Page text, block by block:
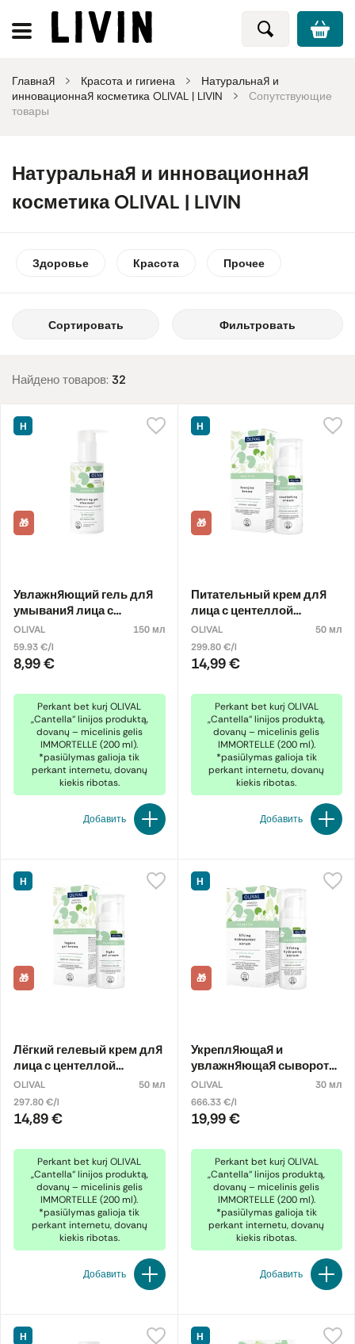
Главная Красота и гигиена
Натуральная и
инновационная косметика OLIVAL | LIVIN
Сопутствующие
товары
Натуральная и инновационная
косметика OLIVAL | LIVIN
Здоровье Красота Прочее
Сортировать Фильтровать
Найдено товаров: 32
Н
🎁
Увлажняющий гель для
умывания лица с
центеллой азиатской
OLIVAL
150 мл
59.93 €/l
8,99 €
Perkant bet kurį OLIVAL
„Cantella“ linijos produktą,
dovanų – micelinis gelis
IMMORTELLE (200 ml).
*pasiūlymas galioja tik
perkant internetu, dovanų
kiekis ribotas.
Добавить
Н
🎁
Питательный крем для
лица с центеллой
азиатской
OLIVAL
50 мл
299.80 €/l
14,99 €
Perkant bet kurį OLIVAL
„Cantella“ linijos produktą,
dovanų – micelinis gelis
IMMORTELLE (200 ml).
*pasiūlymas galioja tik
perkant internetu, dovanų
kiekis ribotas.
Добавить
Н
🎁
Лёгкий гелевый крем для
лица с центеллой
азиатской
OLIVAL
50 мл
297.80 €/l
14,89 €
Perkant bet kurį OLIVAL
„Cantella“ linijos produktą,
dovanų – micelinis gelis
IMMORTELLE (200 ml).
*pasiūlymas galioja tik
perkant internetu, dovanų
kiekis ribotas.
Добавить
Н
🎁
Укрепляющая и
увлажняющая сыворотка
для лица с центеллой
азиатской
OLIVAL
30 мл
666.33 €/l
19,99 €
Perkant bet kurį OLIVAL
„Cantella“ linijos produktą,
dovanų – micelinis gelis
IMMORTELLE (200 ml).
*pasiūlymas galioja tik
perkant internetu, dovanų
kiekis ribotas.
Добавить
Н Н